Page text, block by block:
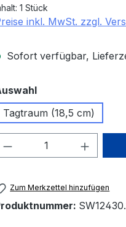
1 Stück
inkl. MwSt. zzgl.
Sofort verfügbar,
auswählen
Tagtraum (18,5 cm)
Produkt Anzahl:
Zum Merkzettel hinzufügen